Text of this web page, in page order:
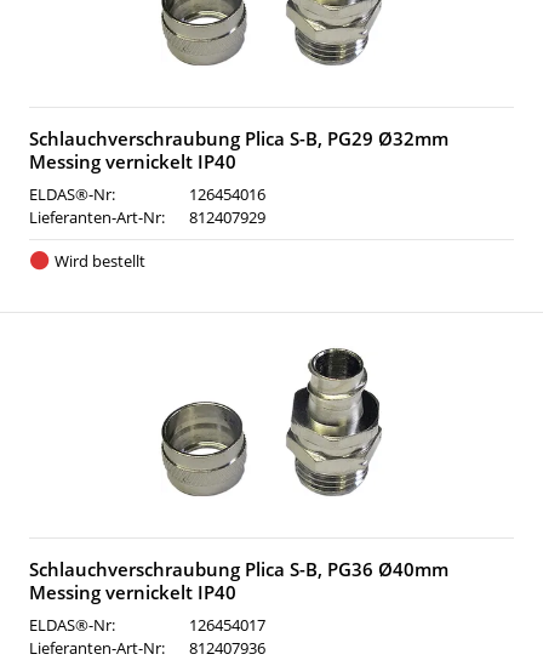
Schlauchverschraubung Plica S-B, PG29 Ø32mm
Messing vernickelt IP40
ELDAS®-Nr:
126454016
Lieferanten-Art-Nr:
812407929
Wird bestellt
Schlauchverschraubung Plica S-B, PG36 Ø40mm
Messing vernickelt IP40
ELDAS®-Nr:
126454017
Lieferanten-Art-Nr:
812407936